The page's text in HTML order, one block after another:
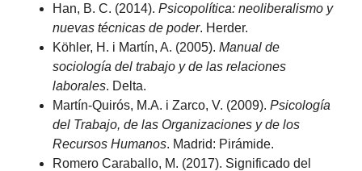
Han, B. C. (2014).Psicopolítica: neoliberalismo y
nuevas técnicas de poder. Herder.
Köhler, H. i Martín, A. (2005).Manual de
sociología del trabajo y de las relaciones
laborales. Delta.
Martín-Quirós, M.A. i Zarco, V. (2009).Psicología
del Trabajo, de las Organizaciones y de los
Recursos Humanos. Madrid: Pirámide.
Romero Caraballo, M. (2017). Significado del